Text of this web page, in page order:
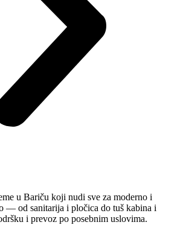
u Bariču koji nudi sve za moderno i
— od sanitarija i pločica do tuš kabina i
i prevoz po posebnim uslovima.